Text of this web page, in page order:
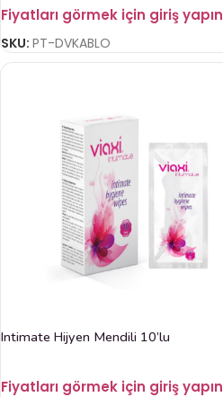
Fiyatları görmek için giriş yapın
SKU: PT-DVKABLO
Intimate Hijyen Mendili 10’lu
Fiyatları görmek için giriş yapın